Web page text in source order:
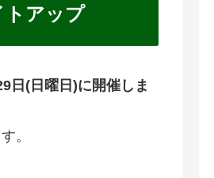
トアップ
日(日曜日)に開催しま
。